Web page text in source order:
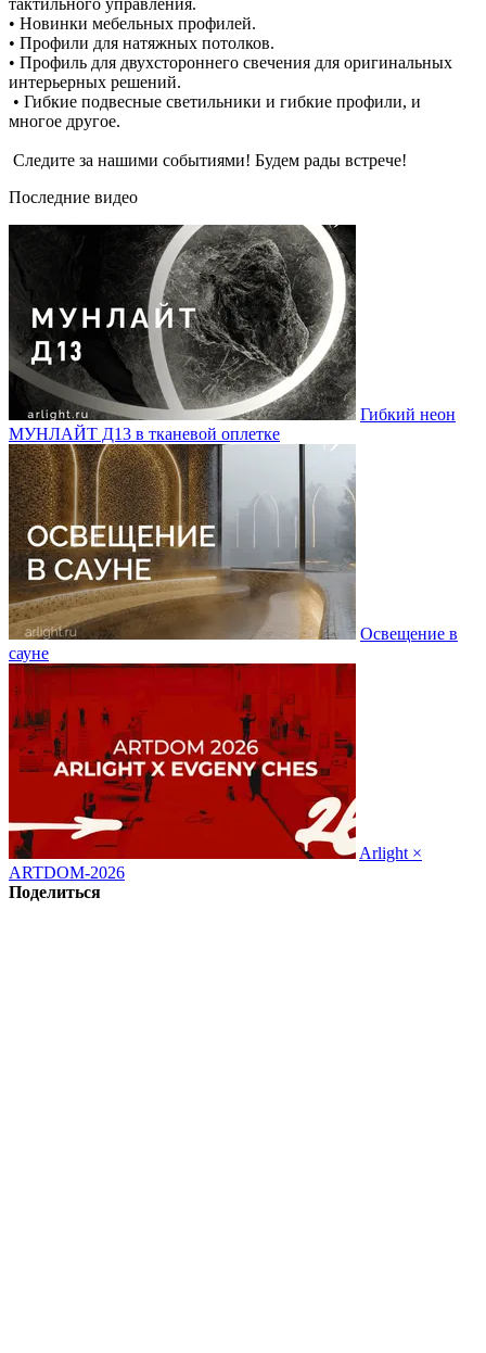
• Новинки мебельных профилей.
• Профили для натяжных потолков.
• Профиль для двухстороннего свечения для оригинальных
интерьерных решений.
• Гибкие подвесные светильники и гибкие профили, и
многое другое.
Следите за нашими событиями! Будем рады встрече!
Последние видео
Гибкий неон
МУНЛАЙТ Д13 в тканевой оплетке
Освещение в
сауне
Arlight ×
ARTDOM-2026
Поделиться